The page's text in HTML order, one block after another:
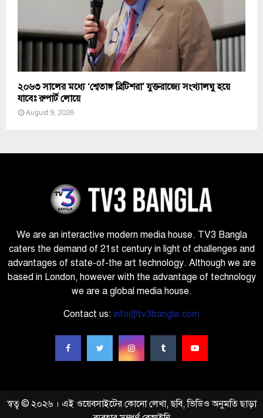
২০৬৩ সালের মধ্যে ‘শ্বেতাঙ্গ ব্রিটিশরা’ যুক্তরাজ্যে সংখ্যালঘু হয়ে
যাবেঃ রুপার্ট লোয়ে
August 9, 2026
We are an interactive modern media house. TV3 Bangla
caters the demand of 21st century in light of challenges and
advantages of state-of-the art technology. Although we are
based in London, however with the advantage of technology
we are a global media house.
Contact us: info@tv3bangla.com
স্বত্ব © ২০২৬ । এই ওয়েবসাইটের কোনো লেখা, ছবি, ভিডিও অনুমতি ছাড়া